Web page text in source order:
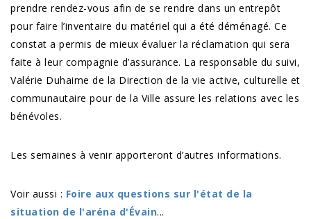
prendre rendez-vous afin de se rendre dans un entrepôt
pour faire l’inventaire du matériel qui a été déménagé. Ce
constat a permis de mieux évaluer la réclamation qui sera
faite à leur compagnie d’assurance. La responsable du suivi,
Valérie Duhaime de la Direction de la vie active, culturelle et
communautaire pour de la Ville assure les relations avec les
bénévoles.
Les semaines à venir apporteront d’autres informations.
Voir aussi : Foire aux questions sur l'état de la
situation de l'aréna d'Évain...